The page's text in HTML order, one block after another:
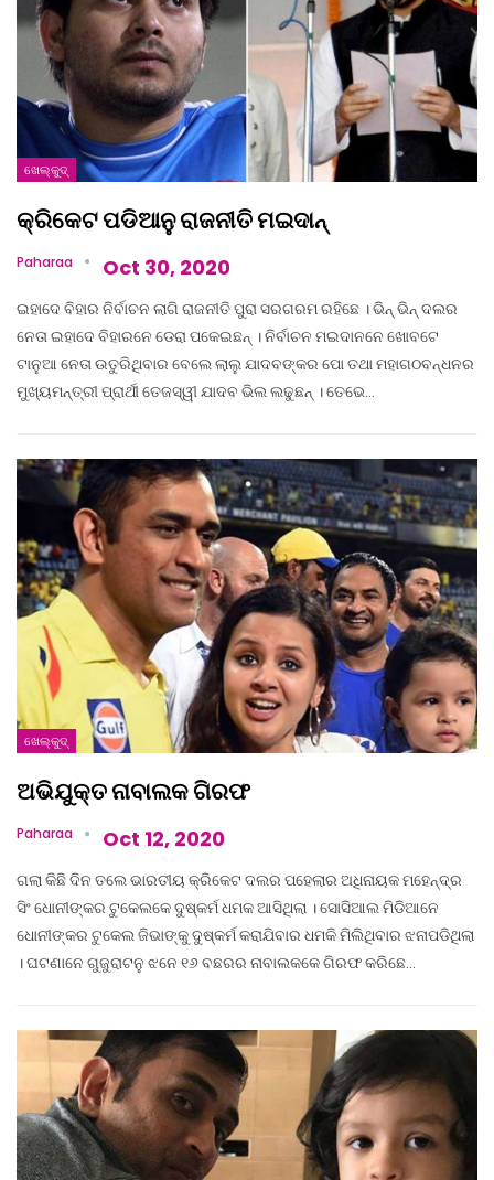
ଖେଲ୍‌କୁଦ୍‌
କ୍ରିକେଟ ପଡିଆନୁ ରାଜନୀତି ମଇଦାନ୍‌
Paharaa Oct 30, 2020
ଇହାଦେ ବିହାର ନିର୍ବାଚନ ଲାଗି ରାଜନୀତି ପୁରା ସରଗରମ ରହିଛେ । ଭିନ୍ ଭିନ୍ ଦଲର
ନେତା ଇହାଦେ ବିହାରନେ ଡେରା ପକେଇଛନ୍ । ନିର୍ବାଚନ ମଇଦାନନେ ଖୋବଟେ
ଟାନୁଆ ନେତା ଉତୁରିଥିବାର ବେଲେ ଲାଲୁ ଯାଦବଙ୍କର ପୋ ତଥା ମହାଗଠବନ୍ଧନର
ମୁଖ୍ୟମନ୍ତ୍ରୀ ପ୍ରାର୍ଥୀ ତେଜସ୍ୱୀ ଯାଦବ ଭିଲ ଲଢୁଛନ୍ । ତେଭେ…
ଖେଲ୍‌କୁଦ୍‌
ଅଭିଯୁକ୍ତ ନାବାଲକ ଗିରଫ
Paharaa Oct 12, 2020
ଗଲା କିଛି ଦିନ ତଲେ ଭାରତୀୟ କ୍ରିକେଟ ଦଲର ପହେଲାର ଅଧିନାୟକ ମହେନ୍ଦ୍ର
ସିଂ ଧୋନୀଙ୍କର ଟୁକେଲକେ ଦୁଷ୍କର୍ମ ଧମକ ଆସିଥିଲା । ସୋସିଆଲ ମିଡିଆନେ
ଧୋନୀଙ୍କର ଟୁକେଲ ଜିଭାଙ୍କୁ ଦୁଷ୍କର୍ମ କରାଯିବାର ଧମକି ମିଲିଥିବାର ଝନାପଡିଥିଲା
। ଘଟଣାନେ ଗୁଜୁରାଟନୁ ଝନେ ୧୬ ବଛରର ନାବାଲକକେ ଗିରଫ କରିଛେ…